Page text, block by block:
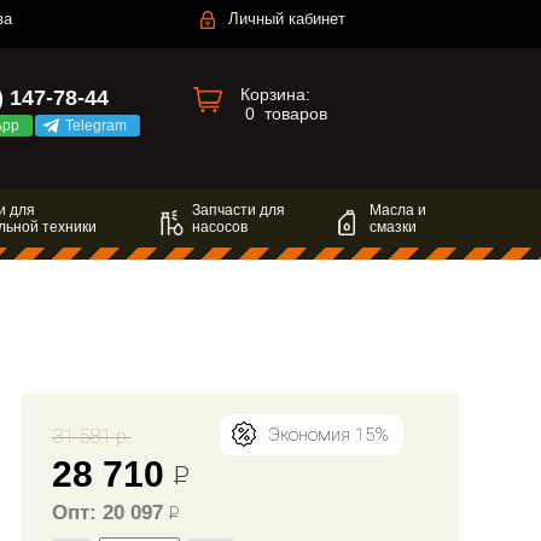
Личный кабинет
147-78-44
Telegram
Корзина:
0 товаров
для
техники
Запчасти для
насосов
Масла и
смазки
31 581 р. Экономия 15%
28 710 Р
Опт: 20 097 Р